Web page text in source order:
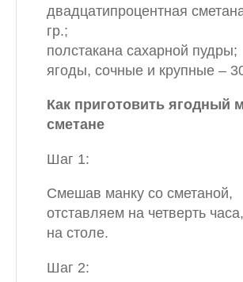
двадцатипроцентная
гр.;
полстакана сахарной пудры;
ягоды, сочные и крупные –
Как приготовить ягодный
сметане
Шаг 1:
Смешав манку со сметаной,
отставляем на четверть
на столе.
Шаг 2: